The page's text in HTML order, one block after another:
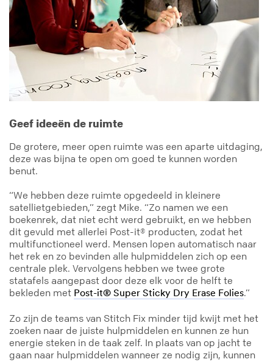
Geef ideeën de ruimte
De grotere, meer open ruimte was een aparte uitdaging,
deze was bijna te open om goed te kunnen worden
benut.
“We hebben deze ruimte opgedeeld in kleinere
satellietgebieden,” zegt Mike. “Zo namen we een
boekenrek, dat niet echt werd gebruikt, en we hebben
dit gevuld met allerlei Post-it® producten, zodat het
multifunctioneel werd. Mensen lopen automatisch naar
het rek en zo bevinden alle hulpmiddelen zich op een
centrale plek. Vervolgens hebben we twee grote
statafels aangepast door deze elk voor de helft te
bekleden met Post-it® Super Sticky Dry Erase Folies.”
Zo zijn de teams van Stitch Fix minder tijd kwijt met het
zoeken naar de juiste hulpmiddelen en kunnen ze hun
energie steken in de taak zelf. In plaats van op jacht te
gaan naar hulpmiddelen wanneer ze nodig zijn, kunnen